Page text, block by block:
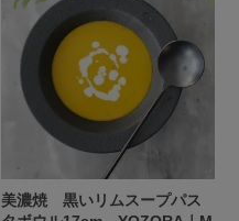
美濃焼 黒いリムスープパス